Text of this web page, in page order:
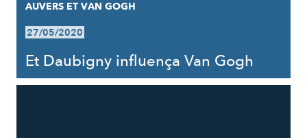
AUVERS ET VAN GOGH
27/05/2020
Et Daubigny influença Van Gogh